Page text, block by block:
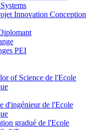
Innovation Conception
PEI
of Science de l'Ecole
d'ingénieur de l'Ecole
gradué de l'Ecole